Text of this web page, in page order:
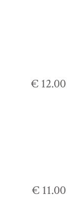
€ 12.00
€ 11.00